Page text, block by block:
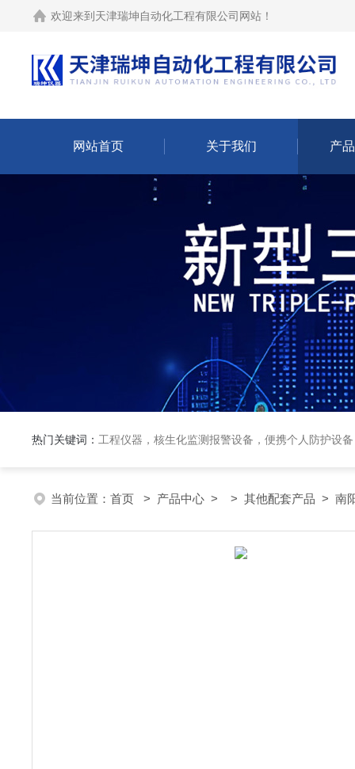
欢迎来到 天津瑞坤自动化工程有限公司网站 ！
网站首页 关于我们 产
热门关键词： 工程仪器，核生化监测报警设备，便携个人防护设
当前位置： 首页 > 产品中心 > > 其他配套产品 > 南